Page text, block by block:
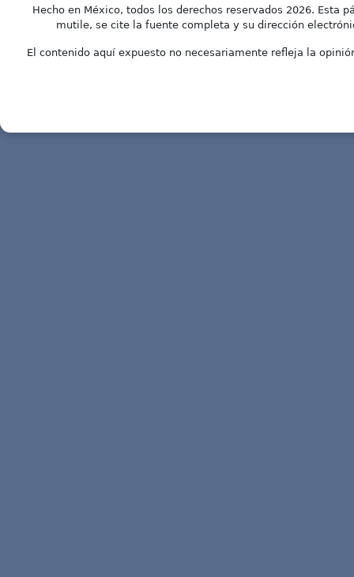
Hecho en México, todos los derechos reservados 2026. Esta
mutile, se cite la fuente completa y su dirección
El contenido aquí expuesto no necesariamente refleja la